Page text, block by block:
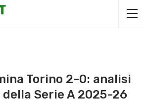
Torino 2-0: analisi
Serie A 2025-26